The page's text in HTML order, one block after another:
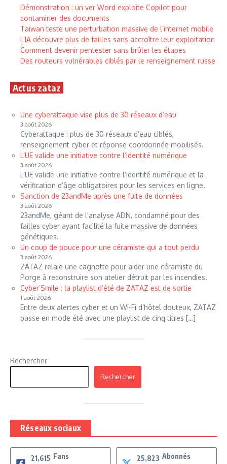
Démonstration : un ver Word exploite Copilot pour
contaminer des documents
Taïwan teste une perturbation massive de l’internet mobile
L’IA découvre plus de failles sans accroître leur exploitation
Comment devenir pentester sans brûler les étapes
Des routeurs vulnérables ciblés par le renseignement russe
Actus zataz
Une cyberattaque vise plus de 30 réseaux d’eau
3 août 2026
Cyberattaque : plus de 30 réseaux d’eau ciblés,
renseignement cyber et réponse coordonnée mobilisés.
L’UE valide une initiative contre l’identité numérique
3 août 2026
L’UE valide une initiative contre l’identité numérique et la
vérification d’âge obligatoires pour les services en ligne.
Sanction de 23andMe après une fuite de données
3 août 2026
23andMe, géant de l'analyse ADN, condamné pour des
failles cyber ayant facilité la fuite massive de données
génétiques.
Un coup de pouce pour une céramiste qui a tout perdu
3 août 2026
ZATAZ relaie une cagnotte pour aider une céramiste du
Porge à reconstruire son atelier détruit par les incendies.
Cyber’Smile : la playlist d’été de ZATAZ est de sortie
1 août 2026
Entre deux alertes cyber et un Wi-Fi d’hôtel douteux, ZATAZ
passe en mode été avec une playlist de cinq titres […]
Rechercher
Rechercher
Réseaux sociaux
21,615 Fans
25,823 Abonnés